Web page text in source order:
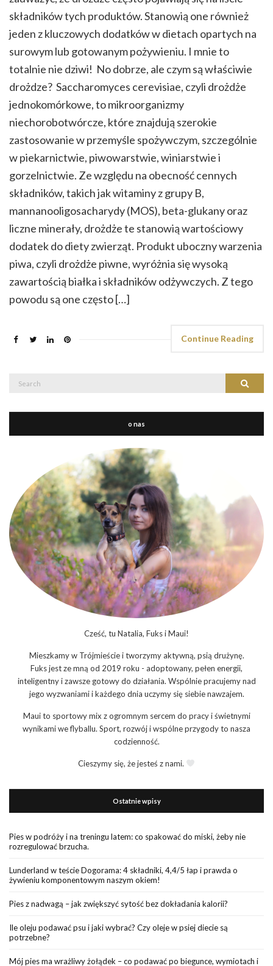
składników tych produktów. Stanowią one również
jeden z kluczowych dodatków w dietach opartych na
surowym lub gotowanym pożywieniu. I mnie to
totalnie nie dziwi! No dobrze, ale czym są właściwie
drożdze? Saccharomyces cerevisiae, czyli drożdże
jednokomórkowe, to mikroorganizmy
niechorobotwórcze, które znajdują szerokie
zastosowanie w przemyśle spożywczym, szczególnie
w piekarnictwie, piwowarstwie, winiarstwie i
gorzelnictwie. Ze względu na obecność cennych
składników, takich jak witaminy z grupy B,
mannanooligosacharydy (MOS), beta-glukany oraz
liczne minerały, drożdże te stanowią wartościowy
dodatek do diety zwierząt. Produkt uboczny warzenia
piwa, czyli drożdże piwne, wyróżnia się wysoką
zawartością białka i składników odżywczych. Z tego
powodu są one często […]
Continue Reading
Search
Search
o nas
Cześć, tu Natalia, Fuks i Maui!
Mieszkamy w Trójmieście i tworzymy aktywną, psią drużynę.
Fuks jest ze mną od 2019 roku - adoptowany, pełen energii,
inteligentny i zawsze gotowy do działania. Wspólnie pracujemy nad
jego wyzwaniami i każdego dnia uczymy się siebie nawzajem.
Maui to sportowy mix z ogromnym sercem do pracy i świetnymi
wynikami we flyballu. Sport, rozwój i wspólne przygody to nasza
codzienność.
Cieszymy się, że jesteś z nami.
Ostatnie wpisy
Pies w podróży i na treningu latem: co spakować do miski, żeby nie
rozregulować brzucha.
Lunderland w teście Dogorama: 4 składniki, 4,4/5 łap i prawda o
żywieniu komponentowym naszym okiem!
Pies z nadwagą – jak zwiększyć sytość bez dokładania kalorii?
Ile oleju podawać psu i jaki wybrać? Czy oleje w psiej diecie są
potrzebne?
Mój pies ma wrażliwy żołądek – co podawać po biegunce, wymiotach i